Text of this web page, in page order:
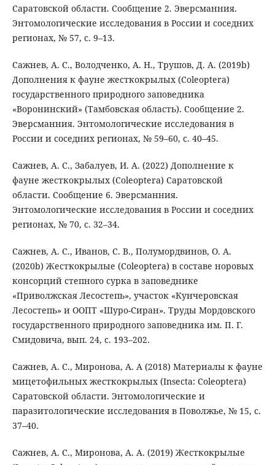
Саратовской области. Сообщение 2. Эверсманния.
Энтомологические исследования в России и соседних
регионах, № 57, с. 9–13.
Сажнев, А. С., Володченко, А. Н., Трушов, Д. А. (2019b)
Дополнения к фауне жесткокрылых (Coleoptera)
государственного природного заповедника
«Воронинский» (Тамбовская область). Сообщение 2.
Эверсманния. Энтомологические исследования в
России и соседних регионах, № 59–60, с. 40–45.
Сажнев, А. С., Забалуев, И. А. (2022) Дополнение к
фауне жесткокрылых (Coleoptera) Саратовской
области. Сообщение 6. Эверсманния.
Энтомологические исследования в России и соседних
регионах, № 70, с. 32–34.
Сажнев, А. С., Иванов, С. В., Полумордвинов, О. А.
(2020b) Жесткокрылые (Coleoptera) в составе норовых
консорций степного сурка в заповеднике
«Приволжская Лесостепь», участок «Кунчеровская
Лесостепь» и ООПТ «Шуро-Сиран». Труды Мордовского
государственного природного заповедника им. П. Г.
Смидовича, вып. 24, с. 193–202.
Сажнев, А. С., Миронова, А. А (2018) Материалы к фауне
мицетофильных жесткокрылых (Insecta: Coleoptera)
Саратовской области. Энтомологические и
паразитологические исследования в Поволжье, № 15, с.
37–40.
Сажнев, А. С., Миронова, А. А. (2019) Жесткокрылые